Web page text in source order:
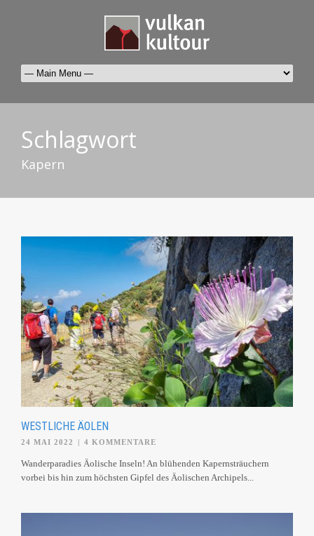
Schlagwort
Kapern
WESTLICHE ÄOLEN
24 MAI 2022 | 4 KOMMENTARE
Wanderparadies Äolische Inseln! An blühenden Kapernsträuchern
vorbei bis hin zum höchsten Gipfel des Äolischen Archipels...